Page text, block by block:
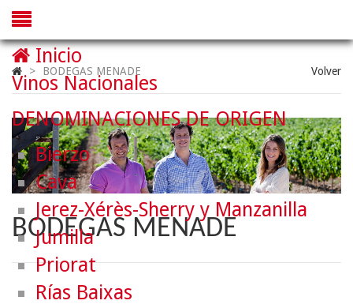
> BODEGAS MENADE Volver
BODEGAS MENADE
Inicio
Vinos Nacionales
DENOMINACIONES DE ORIGEN
Bierzo
Cava
Jerez-Xérès-Sherry y Manzanilla
Jumilla
Priorat
Rías Baixas